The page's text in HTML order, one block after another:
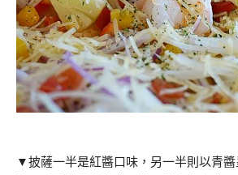
▼披薩一半是紅醬口味，另一半則以青醬